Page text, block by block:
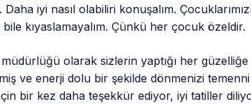
Daha iyi nasıl olabiliri konuşalım.
bile kıyaslamayalım. Çünkü her çocuk özeldir.
olarak sizlerin yaptığı her güzelliğe
ve enerji dolu bir şekilde dönmenizi
için bir kez daha teşekkür ediyor, iyi tatiller